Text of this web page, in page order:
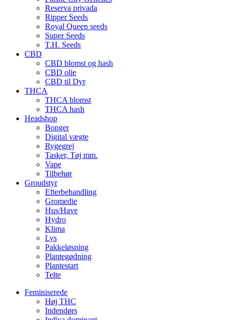
Reserva privada
Ripper Seeds
Royal Queen seeds
Super Seeds
T.H. Seeds
CBD
CBD blomst og hash
CBD olie
CBD til Dyr
THCA
THCA blomst
THCA hash
Headshop
Bonger
Digital vægte
Rygegrej
Tasker, Tøj mm.
Vape
Tilbehør
Groudstyr
Efterbehandling
Gromedie
Hus/Have
Hydro
Klima
Lys
Pakkeløsning
Plantegødning
Plantestart
Telte
Feminiserede
Høj THC
Indendørs